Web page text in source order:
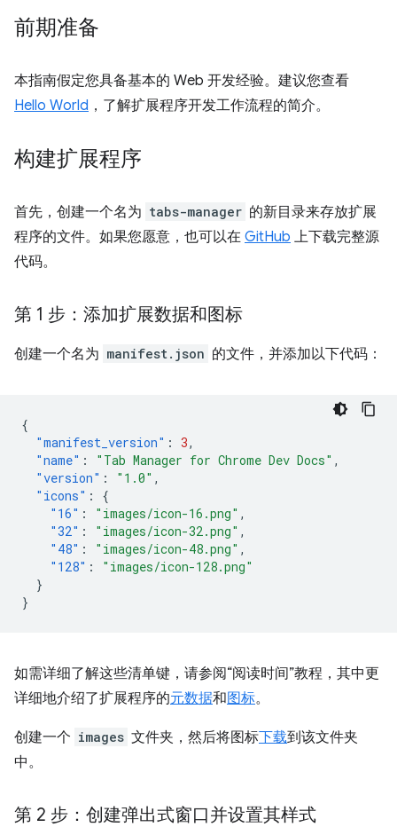
前期准备
本指南假定您具备基本的 Web 开发经验。建议您查看
Hello World ，了解扩展程序开发工作流程的简介。
构建扩展程序
首先，创建一个名为 tabs-manager 的新目录来存放扩展
程序的文件。如果您愿意，也可以在 GitHub 上下载完整源
代码。
第 1 步：添加扩展数据和图标
创建一个名为 manifest.json 的文件，并添加以下代码：
{
"manifest_version" : 3,
"name" : "Tab Manager for Chrome Dev Docs" ,
"version" : "1.0" ,
"icons" :
{
"16" : "images/icon-16.png" ,
"32" : "images/icon-32.png" ,
"48" : "images/icon-48.png" ,
"128" :
"images/icon-128.png"
}
}
如需详细了解这些清单键，请参阅“阅读时间”教程，其中更
详细地介绍了扩展程序的元数据和图标。
创建一个 images 文件夹，然后将图标下载到该文件夹
中。
第 2 步：创建弹出式窗口并设置其样式